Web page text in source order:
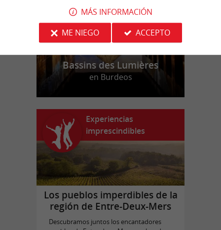
Bassins des Lumières
en Burdeos
Experiencias
imprescindibles
Los pueblos imperdibles de la
región de Entre-Deux-Mers
Descubramos juntos los encantadores
MÁS INFORMACIÓN
ME NIEGO
ACCEPTO